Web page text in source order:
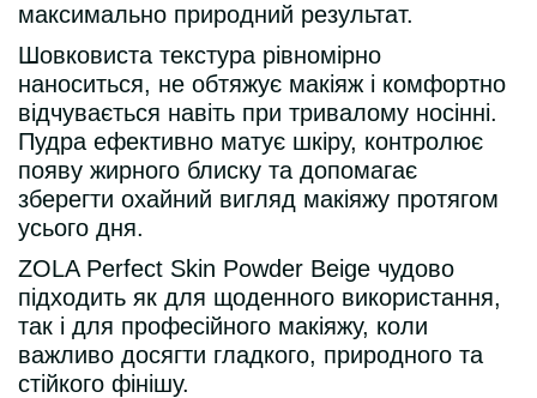
максимально природний результат.
Шовковиста текстура рівномірно
наноситься, не обтяжує макіяж і комфортно
відчувається навіть при тривалому носінні.
Пудра ефективно матує шкіру, контролює
появу жирного блиску та допомагає
зберегти охайний вигляд макіяжу протягом
усього дня.
ZOLA Perfect Skin Powder Beige чудово
підходить як для щоденного використання,
так і для професійного макіяжу, коли
важливо досягти гладкого, природного та
стійкого фінішу.